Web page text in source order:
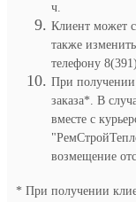
ч.
Клиент может
также
телефону
При получении
заказа*. В
вместе с
возмещение
* При получении